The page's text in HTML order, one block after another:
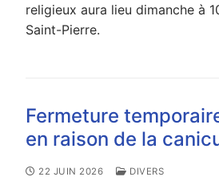
religieux aura lieu dimanche à
Saint-Pierre.
Fermeture
en raison de la
22 JUIN 2026 DIVERS